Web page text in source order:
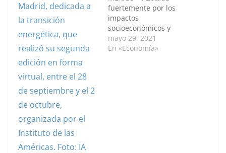
fuertemente por los
impactos
socioeconómicos y
sanitarios de la
pandemia, América
mayo 29, 2021
En «Economía»